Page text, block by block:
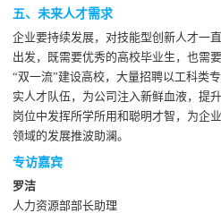
五、未来人才需求
企业要持续发展，对技能型创新人才一
出发，既需要优秀的高校毕业生，也需
“双一流”建设高校，大量招聘以工科类
实人才队伍，为公司注入新鲜血液，提
岗位中发挥所学所用和聪明才智，为企
领域的发展推波助澜。
专访嘉宾
罗洁
人力资源部部长助理